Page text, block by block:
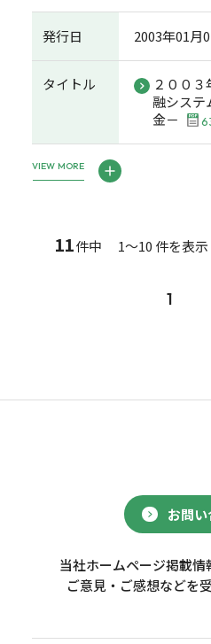
発行日 2003年01月
タイトル
２００
融システ
金－
VIEW MORE
11件中 1～10 件を表示
1
お問
当社ホームページ掲載情
ご意見・ご感想などを